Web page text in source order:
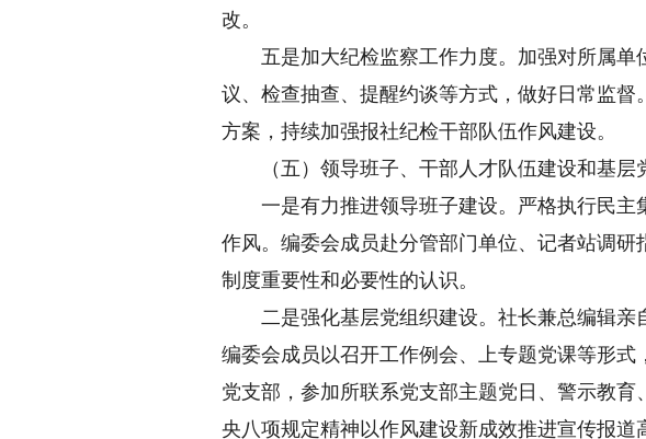
改。
五是加大纪检监察工作力度。加强对所属单
议、检查抽查、提醒约谈等方式，做好日常监
方案，持续加强报社纪检干部队伍作风建设。
（五）领导班子、干部人才队伍建设和基层
一是有力推进领导班子建设。严格执行民主
作风。编委会成员赴分管部门单位、记者站调
制度重要性和必要性的认识。
二是强化基层党组织建设。社长兼总编辑亲
编委会成员以召开工作例会、上专题党课等形
党支部，参加所联系党支部主题党日、警示教
央八项规定精神以作风建设新成效推进宣传报